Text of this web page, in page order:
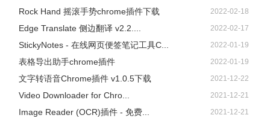
Rock Hand 摇滚手势chrome插件下载 2022-02-18
Edge Translate 侧边翻译 v2.2.... 2022-02-17
StickyNotes - 在线网页便签笔记工具C... 2022-01-19
表格导出助手chrome插件 2022-01-19
文字转语音Chrome插件 v1.0.5下载 2021-12-22
Video Downloader for Chro... 2021-12-21
Image Reader (OCR)插件 - 免费... 2021-12-21